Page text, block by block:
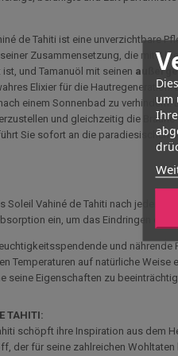
um
de Tahiti ist eine unverzichtbare
Zusammensetzung, die mit
und Tamanuöl mit seinen
Elixier für die
einem Sonnenbad zu
und gleichzeitig die
Sie sofort an die paradiesischen
Soleil Vahiné de Tahiti nach jedem
ein, um das Eindringen der
und nährende
Temperaturen auf natürliche Weise
seine Eigenschaften zu
TAHITI:
schöpft ihre Inspiration aus dem
der für seine zahlreichen